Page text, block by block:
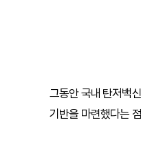
그동안 국내 탄저백
기반을 마련했다는